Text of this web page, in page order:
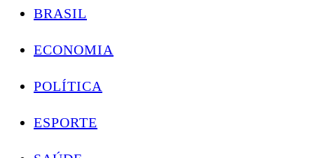
BRASIL
ECONOMIA
POLÍTICA
ESPORTE